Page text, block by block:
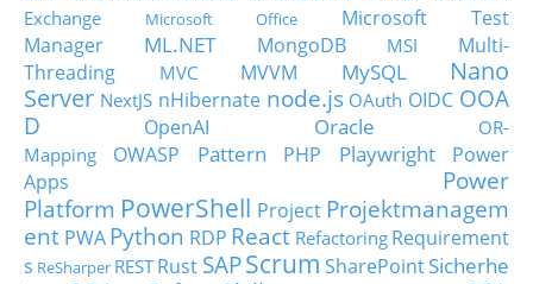
Exchange
Microsoft Office
Microsoft Test
Manager
ML.NET MongoDB MSI
Multi-
Threading
MVC MVVM MySQL
Nano
Server NextJS nHibernate node.js OAuth OIDC OOA
D
OpenAI Oracle
OR-
Mapping
OWASP Pattern PHP Playwright
Power
Apps
Power
Platform PowerShell Project Projektmanagem
ent PWA Python RDP React Refactoring Requirement
s ReSharper RESTRust SAPScrum SharePointSicherhe